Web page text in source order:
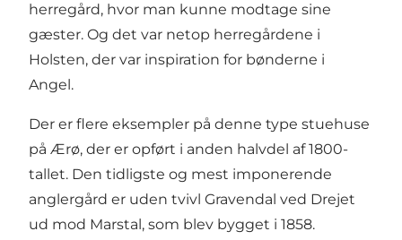
herregård, hvor man kunne modtage sine
gæster. Og det var netop herregårdene i
Holsten, der var inspiration for bønderne i
Angel.
Der er flere eksempler på denne type stuehuse
på Ærø, der er opført i anden halvdel af 1800-
tallet. Den tidligste og mest imponerende
anglergård er uden tvivl Gravendal ved Drejet
ud mod Marstal, som blev bygget i 1858.